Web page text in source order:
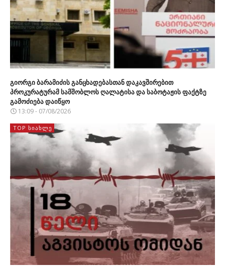
გიორგი ბარამიძის განცხადებასთან დაკავშირებით
პროკურატურამ სამშობლოს ღალატისა და საბოტაჟის ფაქტზე
გამოძიება დაიწყო
13:09 - 07/08/2026
TOP ᲡᲘᲐᲮᲚᲔ